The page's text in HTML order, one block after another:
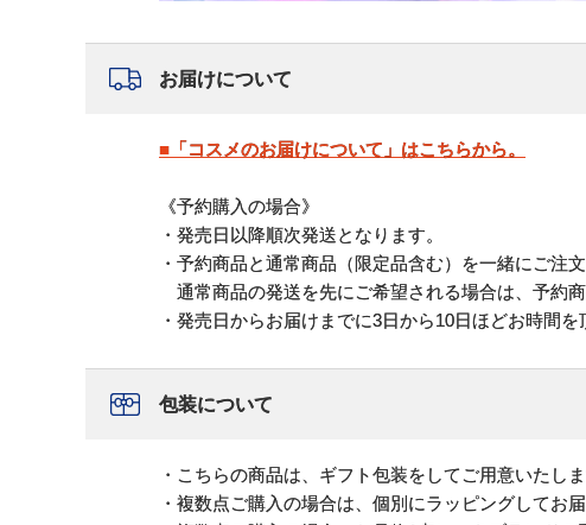
お届けについて
■「コスメのお届けについて」はこちらから。
《予約購入の場合》
・発売日以降順次発送となります。
・予約商品と通常商品（限定品含む）を一緒にご注
通常商品の発送を先にご希望される場合は、予約
・発売日からお届けまでに3日から10日ほどお時間を
包装について
・こちらの商品は、ギフト包装をしてご用意いたしま
・複数点ご購入の場合は、個別にラッピングしてお届